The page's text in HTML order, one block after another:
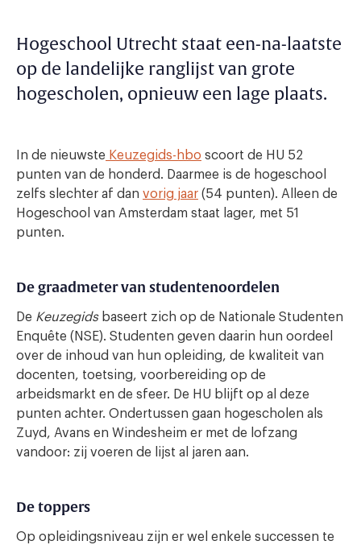
Hogeschool Utrecht staat een-na-laatste
op de landelijke ranglijst van grote
hogescholen, opnieuw een lage plaats.
In de nieuwste Keuzegids-hbo scoort de HU 52
punten van de honderd. Daarmee is de hogeschool
zelfs slechter af dan vorig jaar (54 punten). Alleen de
Hogeschool van Amsterdam staat lager, met 51
punten.
De graadmeter van studentenoordelen
De Keuzegidsbaseert zich op de Nationale Studenten
Enquête (NSE). Studenten geven daarin hun oordeel
over de inhoud van hun opleiding, de kwaliteit van
docenten, toetsing, voorbereiding op de
arbeidsmarkt en de sfeer. De HU blijft op al deze
punten achter. Ondertussen gaan hogescholen als
Zuyd, Avans en Windesheim er met de lofzang
vandoor: zij voeren de lijst al jaren aan.
De toppers
Op opleidingsniveau zijn er wel enkele successen te